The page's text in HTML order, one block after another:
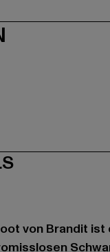
von Brandit